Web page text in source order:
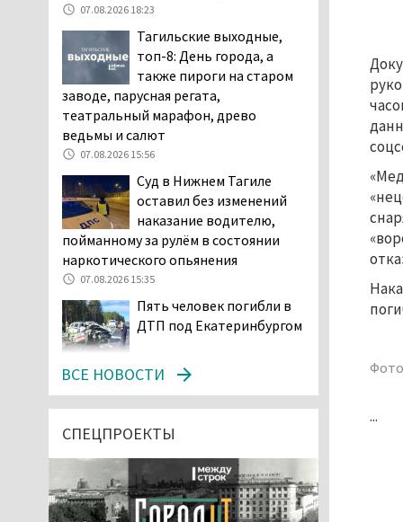
...
07.08.2026 18:23
Тагильские выходные,
топ-8: День города, а
также пироги на старом
заводе, парусная регата,
театральный марафон, древо
ведьмы и салют
07.08.2026 15:56
Суд в Нижнем Тагиле
оставил без изменений
наказание водителю,
пойманному за рулём в состоянии
наркотического опьянения
07.08.2026 15:35
Пять человек погибли в
ДТП под Екатеринбургом
проникли в квартиру
через балкон, чтобы
07.08.2026 14:20
В Красноуральске хитрый
водитель BMW ездил с
ВСЕ НОВОСТИ
СПЕЦПРОЕКТЫ